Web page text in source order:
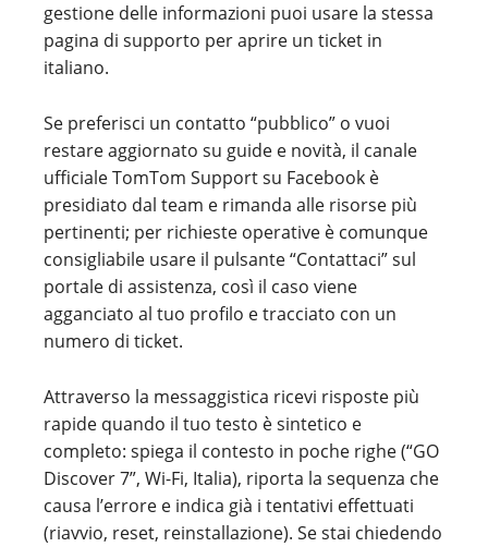
gestione delle informazioni puoi usare la stessa
pagina di supporto per aprire un ticket in
italiano.
Se preferisci un contatto “pubblico” o vuoi
restare aggiornato su guide e novità, il canale
ufficiale TomTom Support su Facebook è
presidiato dal team e rimanda alle risorse più
pertinenti; per richieste operative è comunque
consigliabile usare il pulsante “Contattaci” sul
portale di assistenza, così il caso viene
agganciato al tuo profilo e tracciato con un
numero di ticket.
Attraverso la messaggistica ricevi risposte più
rapide quando il tuo testo è sintetico e
completo: spiega il contesto in poche righe (“GO
Discover 7”, Wi-Fi, Italia), riporta la sequenza che
causa l’errore e indica già i tentativi effettuati
(riavvio, reset, reinstallazione). Se stai chiedendo